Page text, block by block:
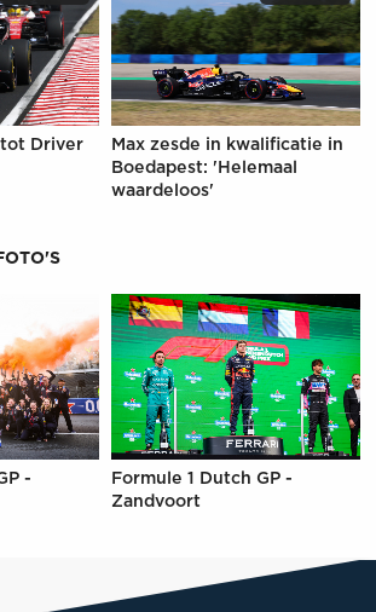
tot Driver
Max zesde in kwalificatie in
Boedapest: 'Helemaal
waardeloos'
-
Formule 1 Dutch GP -
Zandvoort